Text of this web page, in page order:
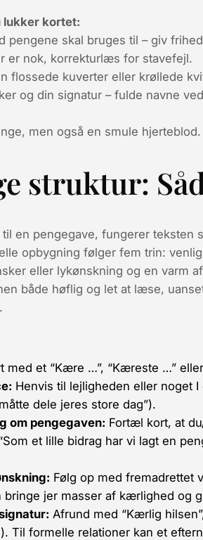
lukker kortet:
pengene skal bruges til – giv
er nok, korrekturlæs for stavefejl.
flossede kuverter eller krøllede
og din signatur – fulde navne
men også en smule hjerteblod.
struktur:
en pengegave, fungerer teksten
opbygning følger fem trin:
eller lykønskning og en varm
både høflig og let at læse,
med et “Kære …”, “Kæreste …”
Henvis til lejligheden eller noget
dele jeres store dag”).
om pengegaven: Fortæl kort, at
et lille bidrag har vi lagt en
Følg op med fremadrettet
bringe jer masser af kærlighed og
Afrund med “Kærlig
Til formelle relationer kan et